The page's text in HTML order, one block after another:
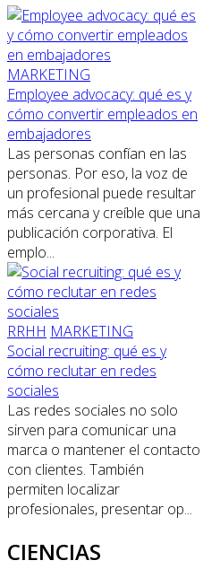
MARKETING
Employee advocacy: qué es y
cómo convertir empleados en
embajadores
Las personas confían en las
personas. Por eso, la voz de
un profesional puede resultar
más cercana y creíble que una
publicación corporativa. El
emplo...
RRHH MARKETING
Social recruiting: qué es y
cómo reclutar en redes
sociales
Las redes sociales no solo
sirven para comunicar una
marca o mantener el contacto
con clientes. También
permiten localizar
profesionales, presentar op...
CIENCIAS